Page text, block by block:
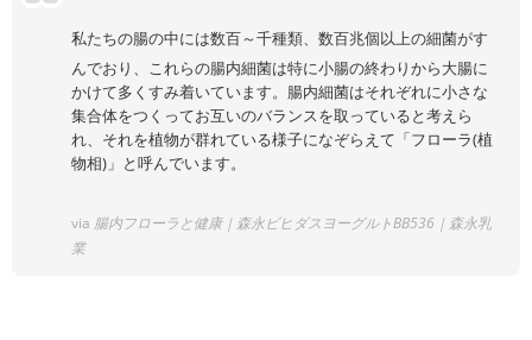
私たちの腸の中には数百～千種類、数百兆個以上の細菌がす
んでおり、これらの腸内細菌は特に小腸の終わりから大腸に
かけて多くすみ着いています。腸内細菌はそれぞれに小さな
集合体をつくってお互いのバランスを取っていると考えら
れ、それを植物が群れている様子になぞらえて「フローラ(植
物相)」と呼んでいます。
via 腸内フローラと健康｜森永ビヒダスヨーグルトBB536｜森永乳
業